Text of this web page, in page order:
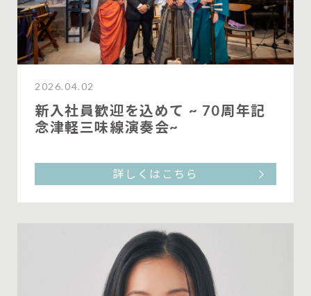
2026.04.02
新入社員歓迎を込めて ~ 70周年記
念津軽三味線演奏会~
詳しくはこちら